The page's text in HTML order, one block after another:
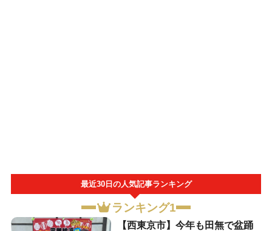
最近30日の人気記事ランキング
ランキング1
【西東京市】今年も田無で盆踊